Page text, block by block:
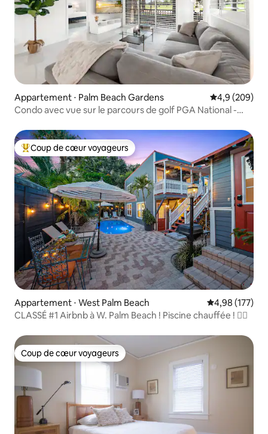
Appartement ⋅ Palm Beach Gardens Évaluation
4,9 (209)
Condo avec vue sur le parcours de golf PGA National -
Coups de cœur voyageurs les plus appréciés
Coup de cœur voyageurs
Appartement ⋅ West Palm Beach Évaluation
4,98 (177)
CLASSÉ #1 Airbnb à W. Palm Beach ! Piscine chauffée ! 🏳️‍🌈
Coup de cœur voyageurs
Coup de cœur voyageurs